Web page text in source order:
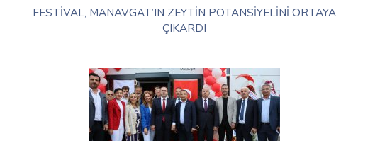
FESTİVAL, MANAVGAT’IN ZEYTİN POTANSİYELİNİ ORTAYA
ÇIKARDI